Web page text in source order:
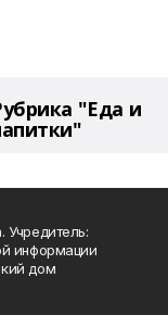
"Еда и
Учредитель:
информации
дом